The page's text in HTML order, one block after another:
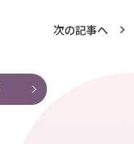
次の記事へ